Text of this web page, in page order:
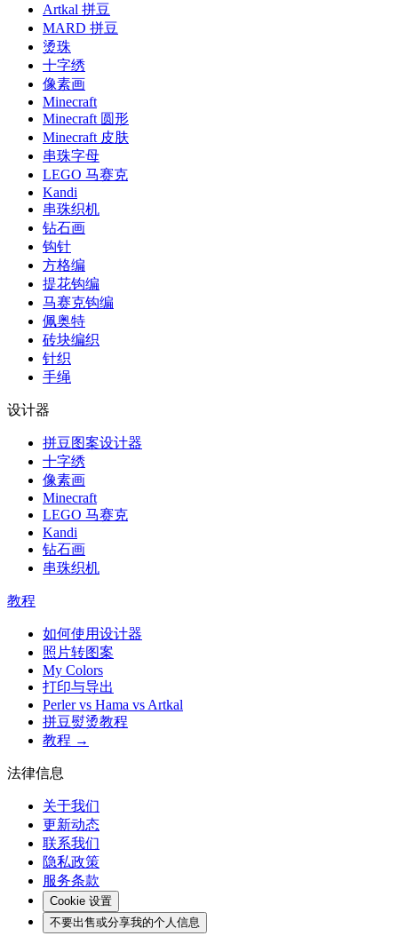
Artkal 拼豆
MARD 拼豆
烫珠
十字绣
像素画
Minecraft
Minecraft 圆形
Minecraft 皮肤
串珠字母
LEGO 马赛克
Kandi
串珠织机
钻石画
钩针
方格编
提花钩编
马赛克钩编
佩奥特
砖块编织
针织
手绳
设计器
拼豆图案设计器
十字绣
像素画
Minecraft
LEGO 马赛克
Kandi
钻石画
串珠织机
教程
如何使用设计器
照片转图案
My Colors
打印与导出
Perler vs Hama vs Artkal
拼豆熨烫教程
教程 →
法律信息
关于我们
更新动态
联系我们
隐私政策
服务条款
Cookie 设置
不要出售或分享我的个人信息